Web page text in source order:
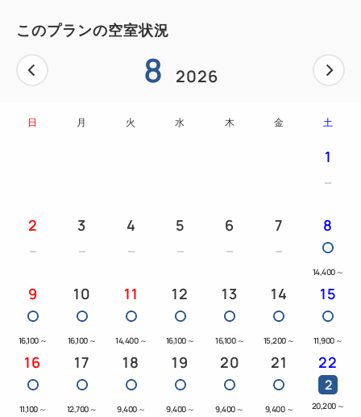
このプランの空室状況
8 2026
日 月 火 水 木 金 土
1
2 3 4 5 6 7 8
14,400 ～
9
16,100 ～
10
16,100 ～
11
14,400 ～
12
16,100 ～
13
16,100 ～
14
15,200 ～
15
11,900 ～
16
11,100 ～
17
12,700 ～
18
9,400 ～
19
9,400 ～
20
9,400 ～
21
9,400 ～
22
2
20,200 ～